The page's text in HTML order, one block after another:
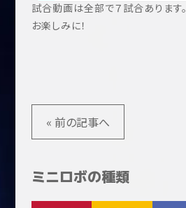
試合動画は全部で７試合あります。
お楽しみに！
« 前の記事へ
ミニロボの種類